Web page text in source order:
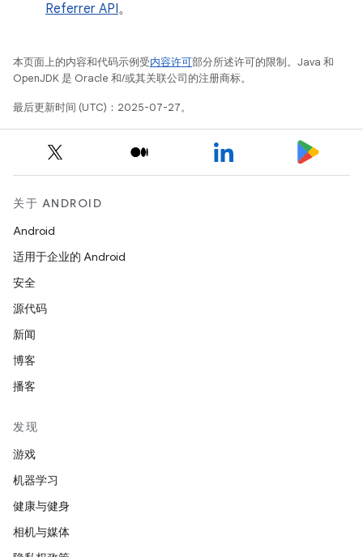
Referrer API。
本页面上的内容和代码示例受内容许可部分所述许可的限制。Java 和
OpenJDK 是 Oracle 和/或其关联公司的注册商标。
最后更新时间 (UTC)：2025-07-27。
关于 ANDROID
Android
适用于企业的 Android
安全
源代码
新闻
博客
播客
发现
游戏
机器学习
健康与健身
相机与媒体